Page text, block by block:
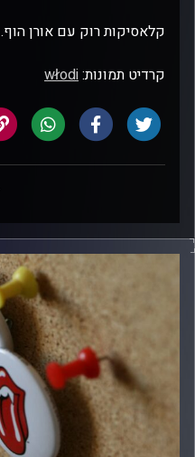
קלאסיקות רוק עם אורן הוף.
קרדיט תמונות:włodi